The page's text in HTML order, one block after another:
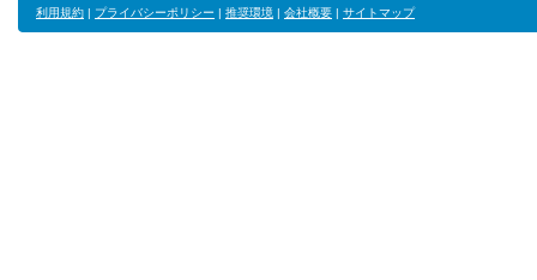
利用規約 | プライバシーポリシー | 推奨環境 | 会社概要 | サイトマップ